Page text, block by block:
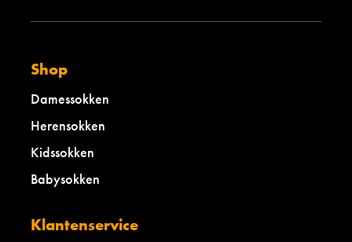
Shop
Damessokken
Herensokken
Kidssokken
Babysokken
Klantenservice